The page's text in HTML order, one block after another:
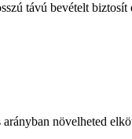
távú bevételt biztosít
növelheted